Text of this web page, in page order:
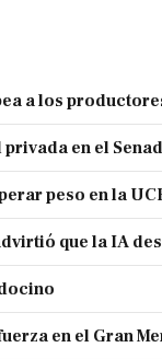
a los
en el
peso en la
que la IA
en el Gran